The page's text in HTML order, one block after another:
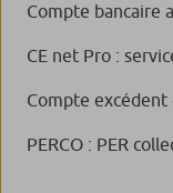
Compte bancaire
CE net Pro :
Compte
PERCO : PER